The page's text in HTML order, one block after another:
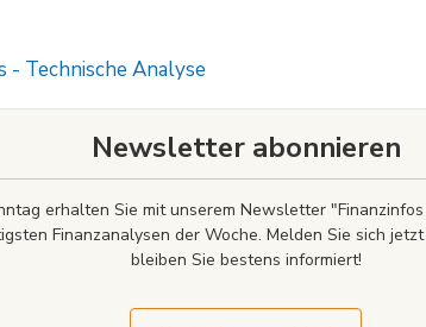
- Technische Analyse
Newsletter abonnieren
erhalten Sie mit unserem Newsletter
Finanzanalysen der Woche. Melden Sie sich
bleiben Sie bestens informiert!